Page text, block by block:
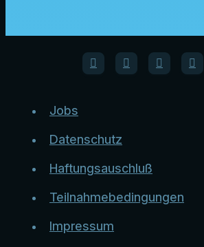
Jobs
Datenschutz
Haftungsauschluß
Teilnahmebedingungen
Impressum